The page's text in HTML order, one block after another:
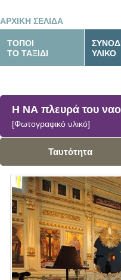
ΑΡΧΙΚΗ ΣΕΛΙΔΑ
ΤΟΠΟΙ
ΤΟ ΤΑΞΙΔΙ
ΥΛΙΚΟ
Η ΝΑ πλευρά του
[Φωτογραφικό υλικό]
Ταυτότητα